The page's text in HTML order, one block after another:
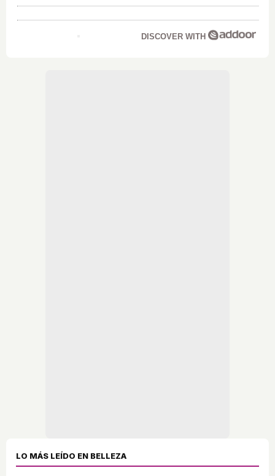
DISCOVER WITH
LO MÁS LEÍDO EN BELLEZA